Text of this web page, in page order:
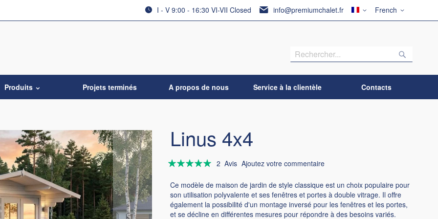
Langue
French
Pays
info@premiumchalet.fr
I - V 9:00 - 16:30 VI-VII Closed
Produits Projets terminés A propos de nous Service à la clientèle Contacts
Linus 4x4
Évaluation:
2 Avis Ajoutez votre commentaire
Ce modèle de maison de jardin de style classique est un choix populaire pour
son utilisation polyvalente et ses fenêtres et portes à double vitrage. Il offre
également la possibilité d'un montage inversé pour les fenêtres et les portes,
et se décline en différentes mesures pour répondre à des besoins variés.